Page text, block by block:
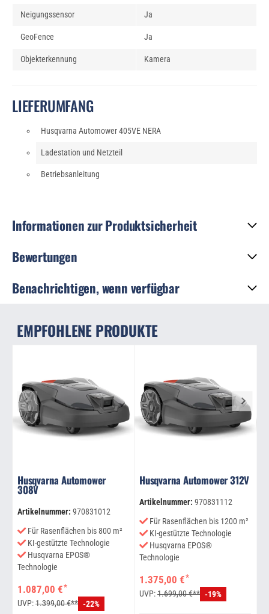
Neigungssensor Ja
GeoFence Ja
Objekterkennung Kamera
LIEFERUMFANG
Husqvarna Automower 405VE NERA
Ladestation und Netzteil
Betriebsanleitung
Informationen zur Produktsicherheit
Bewertungen
Benachrichtigen, wenn verfügbar
EMPFOHLENE PRODUKTE
Husqvarna Automower
308V
Artikelnummer: 970831012
Für Rasenflächen bis 800 m²
KI-gestützte Technologie
Husqvarna EPOS®
Technologie
1.087,00 €*
UVP:1.399,00 €** -22%
Husqvarna Automower 312V
Artikelnummer: 970831112
Für Rasenflächen bis 1200 m²
KI-gestützte Technologie
Husqvarna EPOS®
Technologie
1.375,00 €*
UVP:1.699,00 €** -19%